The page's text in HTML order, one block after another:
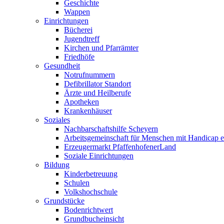
Geschichte
Wappen
Einrichtungen
Bücherei
Jugendtreff
Kirchen und Pfarrämter
Friedhöfe
Gesundheit
Notrufnummern
Defibrillator Standort
Ärzte und Heilberufe
Apotheken
Krankenhäuser
Soziales
Nachbarschaftshilfe Scheyern
Arbeitsgemeinschaft für Menschen mit Handicap
Erzeugermarkt PfaffenhofenerLand
Soziale Einrichtungen
Bildung
Kinderbetreuung
Schulen
Volkshochschule
Grundstücke
Bodenrichtwert
Grundbucheinsicht